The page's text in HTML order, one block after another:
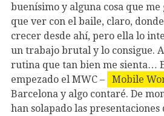
buenísimo y alguna cosa que
que ver con el baile, claro,
crecer desde ahí, pero ella lo
un trabajo brutal y lo consigue.
rutina que tan bien me sienta…
empezado el MWC –
Mobile
Barcelona y algo contaré. De
han solapado las presentaciones